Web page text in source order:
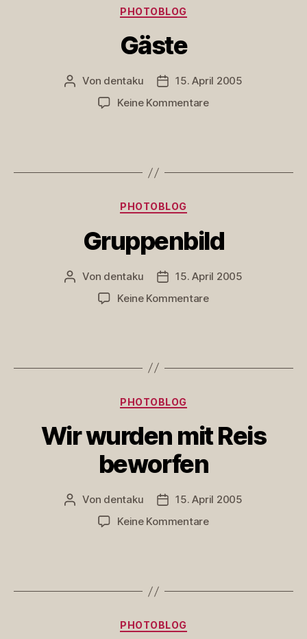
Kategorien
PHOTOBLOG
Gäste
Beitragsautor
Von dentaku Veröffentlichungsdatum
15. April 2005
Keine Kommentarezu
Kategorien
PHOTOBLOG
Gruppenbild
Beitragsautor
Von dentaku Veröffentlichungsdatum
15. April 2005
Keine Kommentarezu
Kategorien
PHOTOBLOG
Wir wurden mit Reis
beworfen
Beitragsautor
Von dentaku Veröffentlichungsdatum
15. April 2005
Keine Kommentarezu
beworfen
Kategorien
PHOTOBLOG